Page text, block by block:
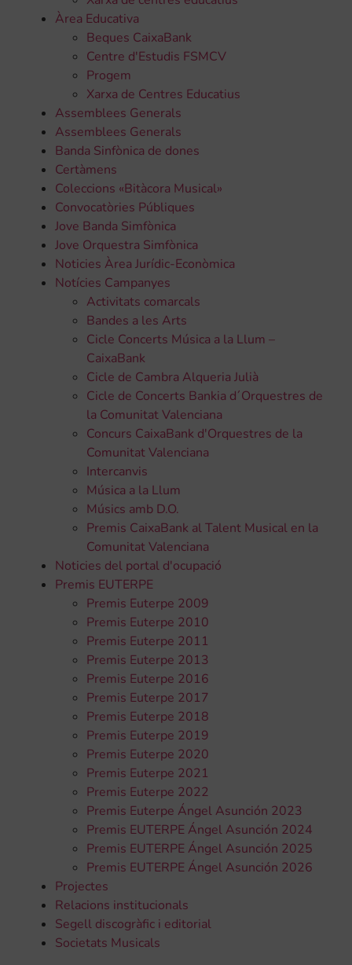
Àrea Educativa
Beques CaixaBank
Centre d'Estudis FSMCV
Progem
Xarxa de Centres Educatius
Assemblees Generals
Assemblees Generals
Banda Sinfònica de dones
Certàmens
Coleccions «Bitàcora Musical»
Convocatòries Públiques
Jove Banda Simfònica
Jove Orquestra Simfònica
Noticies Àrea Jurídic-Econòmica
Notícies Campanyes
Activitats comarcals
Bandes a les Arts
Cicle Concerts Música a la Llum –
CaixaBank
Cicle de Cambra Alqueria Julià
Cicle de Concerts Bankia d´Orquestres de
la Comunitat Valenciana
Concurs CaixaBank d'Orquestres de la
Comunitat Valenciana
Intercanvis
Música a la Llum
Músics amb D.O.
Premis CaixaBank al Talent Musical en la
Comunitat Valenciana
Noticies del portal d'ocupació
Premis EUTERPE
Premis Euterpe 2009
Premis Euterpe 2010
Premis Euterpe 2011
Premis Euterpe 2013
Premis Euterpe 2016
Premis Euterpe 2017
Premis Euterpe 2018
Premis Euterpe 2019
Premis Euterpe 2020
Premis Euterpe 2021
Premis Euterpe 2022
Premis Euterpe Ángel Asunción 2023
Premis EUTERPE Ángel Asunción 2024
Premis EUTERPE Ángel Asunción 2025
Premis EUTERPE Ángel Asunción 2026
Projectes
Relacions institucionals
Segell discogràfic i editorial
Societats Musicals